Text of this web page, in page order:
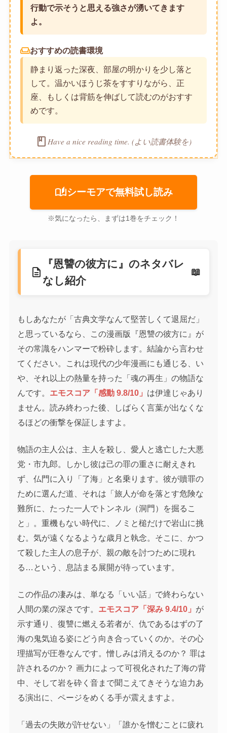
行動で示そうと思える強さが湧いてきます
よ。
weekendおすすめの読書環境
静まり返った深夜、部屋の明かりを少し落と
して。温かいほうじ茶をすすりながら、正
座、もしくは背筋を伸ばして読むのがおすす
めです。
book Have a nice reading time. (よい読書体験を)
auto_storiesシーモアで無料試し読み
※気になったら、まずは1巻をチェック！
description
『恩讐の彼方に』のネタバレ
なし紹介
もしあなたが「古典文学なんて堅苦しくて退屈だ」
と思っているなら、この漫画版『恩讐の彼方に』が
その常識をハンマーで粉砕します。結論から言わせ
てください。これは現代の少年漫画にも通じる、い
や、それ以上の熱量を持った「魂の再生」の物語な
んです。 エモスコア「感動 9.8/10」 は伊達じゃあり
ません。読み終わった後、しばらく言葉が出なくな
るほどの衝撃を保証しますよ。
物語の主人公は、主人を殺し、愛人と逃亡した大悪
党・市九郎。しかし彼は己の罪の重さに耐えきれ
ず、仏門に入り「了海」と名乗ります。彼が贖罪の
ために選んだ道、それは「旅人が命を落とす危険な
難所に、たった一人でトンネル（洞門）を掘るこ
と」。重機もない時代に、ノミと槌だけで岩山に挑
む。気が遠くなるような歳月と執念。そこに、かつ
て殺した主人の息子が、親の敵を討つために現れ
る…という、息詰まる展開が待っています。
この作品の凄みは、単なる「いい話」で終わらない
人間の業の深さです。 エモスコア「深み 9.4/10」 が
示す通り、復讐に燃える若者が、仇であるはずの了
海の鬼気迫る姿にどう向き合っていくのか。その心
理描写が圧巻なんです。憎しみは消えるのか？ 罪は
許されるのか？ 画力によって可視化された了海の背
中、そして岩を砕く音まで聞こえてきそうな迫力あ
る演出に、ページをめくる手が震えますよ。
「過去の失敗が許せない」「誰かを憎むことに疲れ